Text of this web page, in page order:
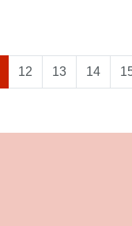
Seite 11 von 25
12 13 14